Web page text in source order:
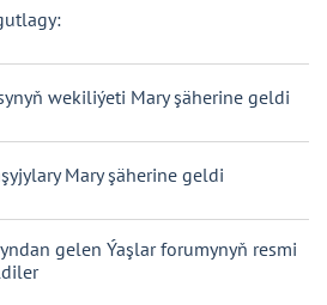
wekiliýeti Mary şäherine geldi
Mary şäherine geldi
gelen Ýaşlar forumynyň resmi